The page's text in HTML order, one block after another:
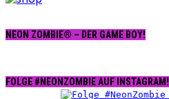
NEON ZOMBIE® – DER GAME BOY!
FOLGE #NEONZOMBIE AUF INSTAGRAM!